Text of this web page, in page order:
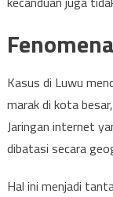
Kasus di Luwu
marak di kota
Jaringan internet
dibatasi secara
Hal ini menjadi